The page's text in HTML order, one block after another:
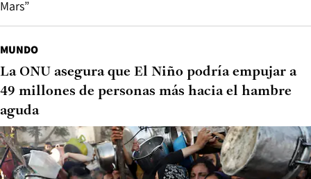
Mars”
MUNDO
La ONU asegura que El Niño podría empujar a
49 millones de personas más hacia el hambre
aguda